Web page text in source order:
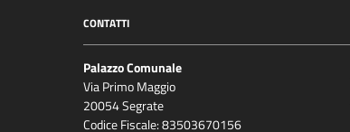
CONTATTI
Palazzo Comunale
Via Primo Maggio
20054 Segrate
Codice Fiscale: 83503670156